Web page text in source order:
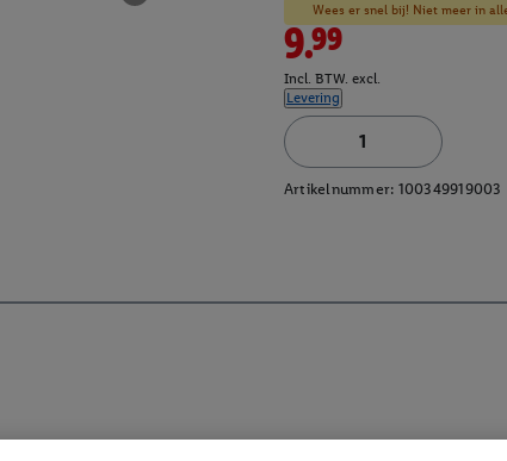
Wees er snel bij! Niet meer in
9.99
Incl. BTW. excl.
Levering
Artikelnummer: 100349919003